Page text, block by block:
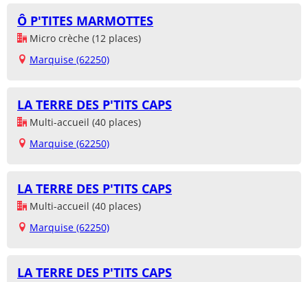
Ô P'TITES MARMOTTES
Micro crèche (12 places)
Marquise (62250)
LA TERRE DES P'TITS CAPS
Multi-accueil (40 places)
Marquise (62250)
LA TERRE DES P'TITS CAPS
Multi-accueil (40 places)
Marquise (62250)
LA TERRE DES P'TITS CAPS